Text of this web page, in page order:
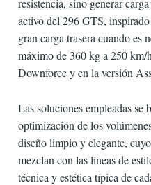
resistencia, sino generar
activo del 296 GTS,
gran carga trasera cuando es
máximo de 360 ​​kg a 250
Downforce y en la versión
Las soluciones empleadas se
optimización de los
diseño limpio y elegante,
mezclan con las líneas de
técnica y estética típica de